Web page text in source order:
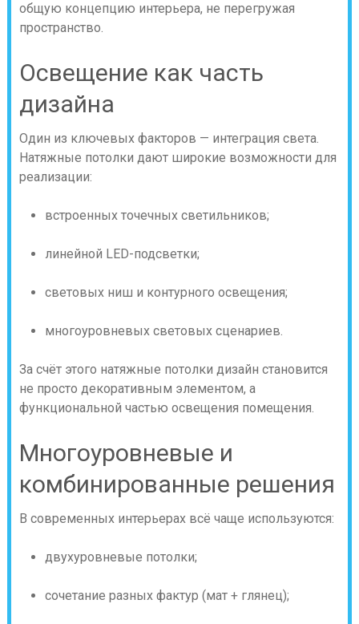
общую концепцию интерьера, не перегружая
пространство.
Освещение как часть
дизайна
Один из ключевых факторов — интеграция света.
Натяжные потолки дают широкие возможности для
реализации:
встроенных точечных светильников;
линейной LED-подсветки;
световых ниш и контурного освещения;
многоуровневых световых сценариев.
За счёт этого натяжные потолки дизайн становится
не просто декоративным элементом, а
функциональной частью освещения помещения.
Многоуровневые и
комбинированные решения
В современных интерьерах всё чаще используются:
двухуровневые потолки;
сочетание разных фактур (мат + глянец);